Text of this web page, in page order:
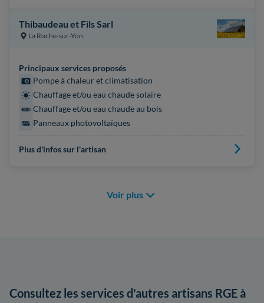
Thibaudeau et Fils Sarl
La Roche-sur-Yon
Principaux services proposés
Pompe à chaleur et climatisation
Chauffage et/ou eau chaude solaire
Chauffage et/ou eau chaude au bois
Panneaux photovoltaïques
Plus d'infos sur l'artisan
Voir plus
Consultez les services d'autres artisans RGE à